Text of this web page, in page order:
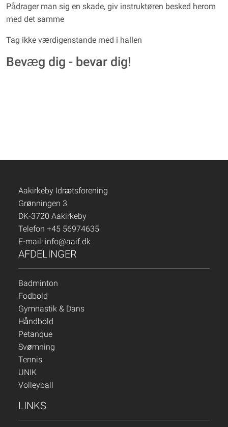
Pådrager man sig en skade, giv instruktøren besked herom
med det samme
Tag ikke værdigenstande med i hallen
Bevæg dig - bevar dig!
Aakirkeby Idrætsforening
Grønningen 3
DK-3720 Aakirkeby
Telefon +45 56974635
E-mail: info@aaif.dk
AFDELINGER
Badminton
Fodbold
Gymnastik & Dans
Håndbold
Petanque
Svømning
Tennis
UNIK
Volleyball
LINKS